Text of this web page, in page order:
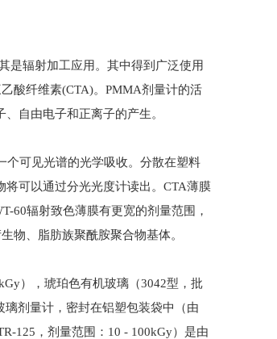
是辐射加工应用。其中得到广泛使用
酸纤维素(CTA)。PMMA剂量计的活
自由电子和正离子的产生。
可见光谱的光学吸收。分散在塑料
可以通过分光光度计读出。CTA薄膜
60辐射致色薄膜有更宽的剂量范围，
物、脂肪族聚酰胺聚合物基体。
），琥珀色有机玻璃（3042型，批
璃剂量计，密封在铝塑包装袋中（由
125，剂量范围：10 - 100kGy）是由